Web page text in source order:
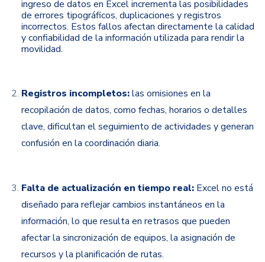
ingreso de datos en Excel incrementa las posibilidades
de errores tipográficos, duplicaciones y registros
incorrectos. Estos fallos afectan directamente la calidad
y confiabilidad de la información utilizada para rendir la
movilidad.
Registros incompletos:las omisiones en la
recopilación de datos, como fechas, horarios o detalles
clave, dificultan el seguimiento de actividades y generan
confusión en la coordinación diaria.
Falta de actualización en tiempo real: Excel no está
diseñado para reflejar cambios instantáneos en la
información, lo que resulta en retrasos que pueden
afectar la sincronización de equipos, la asignación de
recursos y la planificación de rutas.